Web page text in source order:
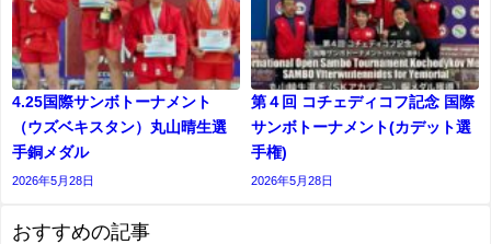
4.25国際サンボトーナメント
（ウズベキスタン）丸山晴生選
手銅メダル
2026年5月28日
第４回 コチェディコフ記念 国際
サンボトーナメント(カデット選
⼿権)
2026年5月28日
おすすめの記事